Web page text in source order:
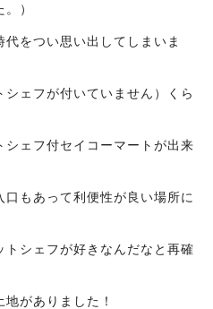
）
をつい思い出してしまいま
ェフが付いていません）くら
ェフ付セイコーマートが出来
もあって利便性が良い場所に
シェフが好きなんだなと再確
がありました！